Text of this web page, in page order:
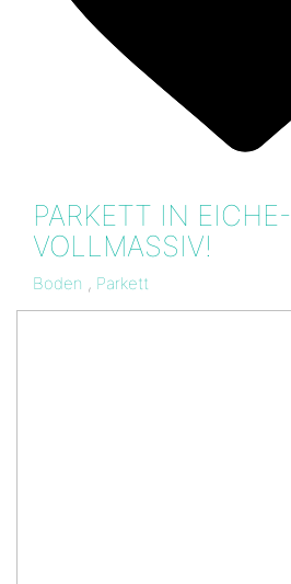
PARKETT IN EICHE-
VOLLMASSIV!
Boden , Parkett